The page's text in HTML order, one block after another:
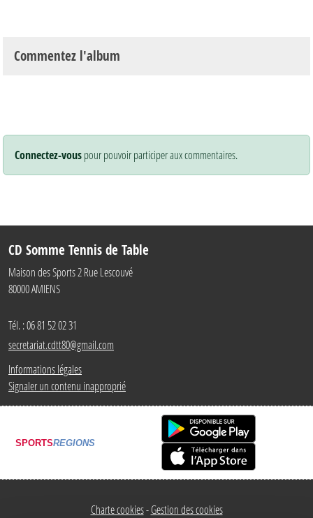
Commentez l'album
Connectez-vouspour pouvoir participer aux commentaires.
CD Somme Tennis de Table
Maison des Sports 2 Rue Lescouvé
80000AMIENS
Tél. :06 81 52 02 31
secretariat.cdtt80@gmail.com
Informations légales
Signaler un contenu inapproprié
SPORTSREGIONS
Charte cookies Gestion des cookies